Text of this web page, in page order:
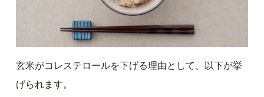
玄米がコレステロールを下げる理由として、以下が挙
げられます。